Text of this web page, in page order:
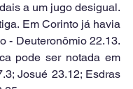
a um jugo desigual.
Em Corinto já havia
- Deuteronômio 22.13.
pode ser notada em
Josué 23.12; Esdras